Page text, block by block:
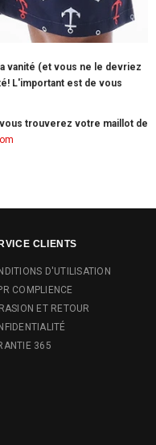
vanité (et vous ne le devriez
L'important est de vous
trouverez votre maillot de
CLIENTS
D'UTILISATION
COMPLIENCE
ET RETOUR
365